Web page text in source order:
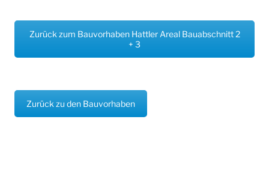
Zurück zum Bauvorhaben Hattler Areal Bauabschnitt 2
+ 3
Zurück zu den Bauvorhaben